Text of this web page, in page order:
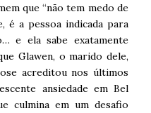
que “não tem medo de
é a pessoa indicada para
e ela sabe exatamente
Glawen, o marido dele,
acreditou nos últimos
ansiedade em Bel
culmina em um desafio